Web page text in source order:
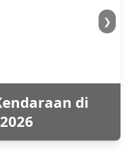
di
❯